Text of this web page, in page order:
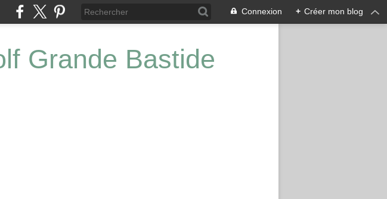
Connexion + Créer mon blog
Grande Bastide